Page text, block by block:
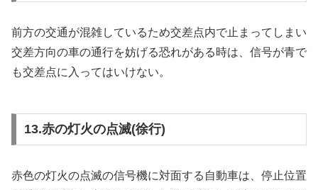
前方の交通が混雑しているため交差点内で止まってしまい
交差方向の車の通行を妨げる恐れがある時は、信号が青で
も交差点に入ってはいけない。
13.赤の灯火の点滅(徐行)
赤色の灯火の点滅の信号機に対面する自動車は、停止位置